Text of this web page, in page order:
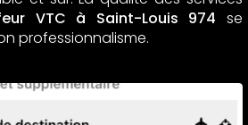
VTC à Saint-Louis 974 se
professionnalisme.